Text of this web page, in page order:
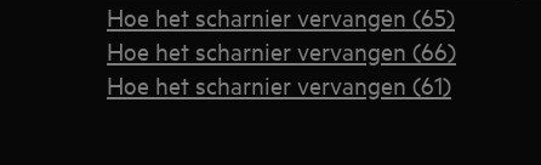
Hoe het scharnier vervangen (65)
Hoe het scharnier vervangen (66)
Hoe het scharnier vervangen (61)